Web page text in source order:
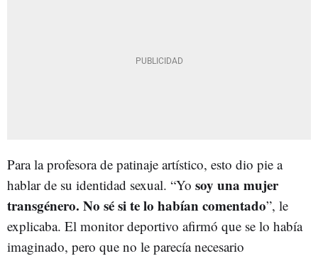
Para la profesora de patinaje artístico, esto dio pie a
hablar de su identidad sexual. “Yo soy una mujer
transgénero. No sé si te lo habían comentado”, le
explicaba. El monitor deportivo afirmó que se lo había
imaginado, pero que no le parecía necesario